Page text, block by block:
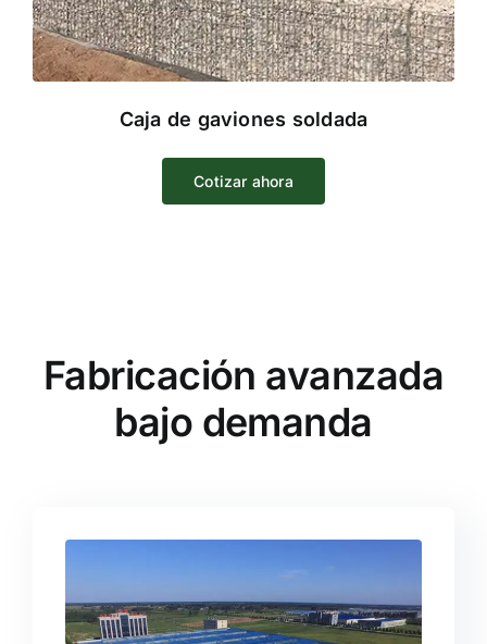
Caja de gaviones soldada
Cotizar ahora
Fabricación avanzada
bajo demanda